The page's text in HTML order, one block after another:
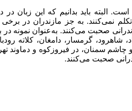
البته باید بدانیم که این زبان در
نمی‌کنند. به جز مازندران در
صحبت می‌کنند. به‌عنوان نمونه در
گرمسار، دامغان، کلاته
چاشم سمنان، در فیروزکوه و دماوند
صحبت می‌کنند.